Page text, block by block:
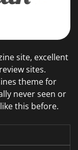
site, excellent
sites.
theme for
never seen or
this before.